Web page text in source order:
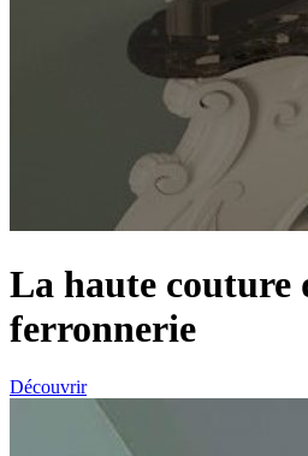
La haute couture
ferronnerie
Découvrir